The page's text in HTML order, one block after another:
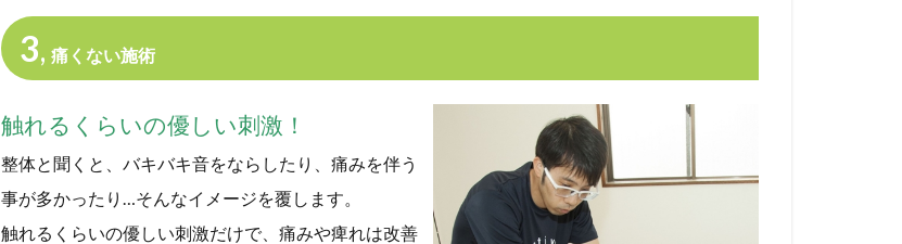
3, 痛くない施術
触れるくらいの優しい刺激！
整体と聞くと、バキバキ音をならしたり、痛みを伴う
事が多かったり… そんなイメージを覆します。
触れるくらいの優しい刺激だけで、痛みや痺れは改善